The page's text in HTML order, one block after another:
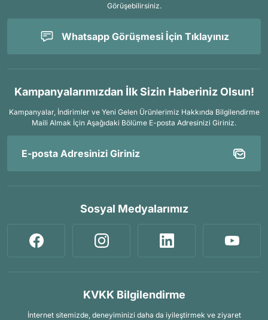
Görüşebilirsiniz.
Whatsapp Görüşmesi İçin Tıklayınız
Kampanyalarımızdan İlk Sizin Haberiniz Olsun!
Kampanyalar, İndirimler ve Yeni Gelen Ürünlerimiz Hakkında Bilgilendirme
Maili Almak İçin Aşağıdaki Bölüme E-posta Adresinizi Giriniz.
Sosyal Medyalarımız
KVKK Bilgilendirme
İnternet sitemizde, deneyiminizi daha da iyileştirmek ve ziyaret